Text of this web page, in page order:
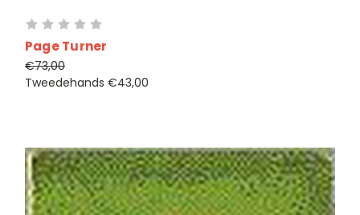
Page Turner
€73,00
Tweedehands €43,00